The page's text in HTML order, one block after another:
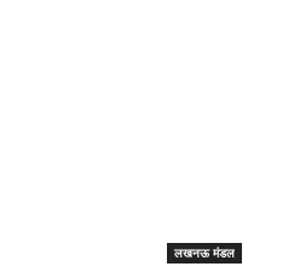
लखनऊ मंडल